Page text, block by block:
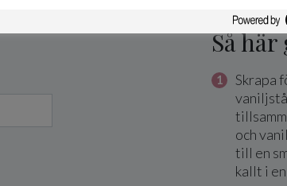
Så
Skrapa
och
till en
kallt i